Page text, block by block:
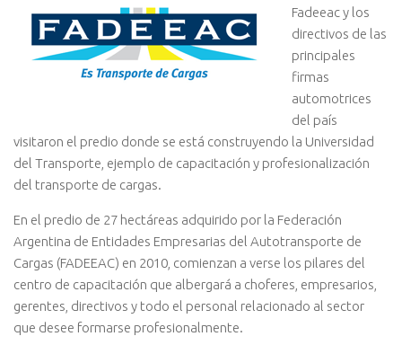
Fadeeac y los
directivos de las
principales
firmas
automotrices
del país
visitaron el predio donde se está construyendo la Universidad
del Transporte, ejemplo de capacitación y profesionalización
del transporte de cargas.
En el predio de 27 hectáreas adquirido por la Federación
Argentina de Entidades Empresarias del Autotransporte de
Cargas (FADEEAC) en 2010, comienzan a verse los pilares del
centro de capacitación que albergará a choferes, empresarios,
gerentes, directivos y todo el personal relacionado al sector
que desee formarse profesionalmente.